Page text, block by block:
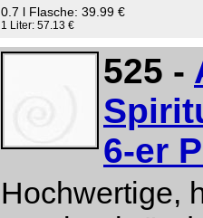
0.7 l Flasche: 39.99 €
1 Liter: 57.13 €
525 -
6-er
Hochwertige,